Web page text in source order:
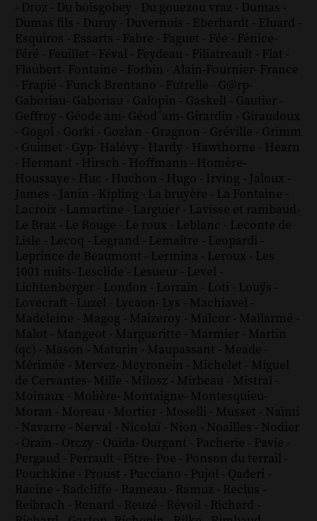
- Droz - Du boisgobey - Du gouezou vraz - Dumas -
Dumas fils - Duruy - Duvernois - Eberhardt - Eluard -
Esquiros - Essarts - Fabre - Faguet - Fée - Fénice-
Féré - Feuillet - Féval - Feydeau - Filiatreault - Flat -
Flaubert- Fontaine - Forbin - Alain-Fournier- France
- Frapié - Funck Brentano - Futrelle - G@rp-
Gaboriau- Gaboriau - Galopin - Gaskell - Gautier -
Geffroy - Géode am- Géod´am- Girardin - Giraudoux
- Gogol - Gorki - Gozlan - Gragnon - Gréville - Grimm
- Guimet - Gyp- Halévy - Hardy - Hawthorne - Hearn
- Hermant - Hirsch - Hoffmann - Homère-
Houssaye - Huc - Huchon - Hugo - Irving - Jaloux -
James - Janin - Kipling - La bruyère - La Fontaine -
Lacroix - Lamartine - Larguier - Lavisse et rambaud-
Le Braz - Le Rouge - Le roux - Leblanc - Leconte de
Lisle - Lecoq - Legrand - Lemaître - Leopardi -
Leprince de Beaumont - Lermina - Leroux - Les
1001 nuits- Lesclide - Lesueur - Level -
Lichtenberger - London - Lorrain - Loti - Louÿs -
Lovecraft - Luzel - Lycaon- Lys - Machiavel -
Madeleine - Magog - Maizeroy - Malcor - Mallarmé -
Malot - Mangeot - Margueritte - Marmier - Martin
(qc) - Mason - Maturin - Maupassant - Meade -
Mérimée - Mervez- Meyronein - Michelet - Miguel
de Cervantes- Mille - Milosz - Mirbeau - Mistral -
Moinaux - Molière- Montaigne- Montesquieu-
Moran - Moreau - Mortier - Moselli - Musset - Naïmi
- Navarre - Nerval - Nicolaï - Nion - Noailles - Nodier
- Orain - Orczy - Ouida- Ourgant - Pacherie - Pavie -
Pergaud - Perrault - Pitre- Poe - Ponson du terrail -
Pouchkine - Proust - Pucciano - Pujol - Qaderi -
Racine - Radcliffe - Rameau - Ramuz - Reclus -
Reibrach - Renard - Reuzé - Révoil - Richard -